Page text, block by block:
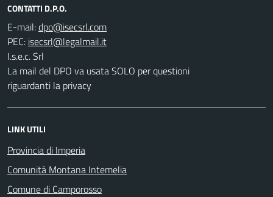
CONTATTI D.P.O.
E-mail:
PEC:
I.s.e.c. Srl
La mail del DPO va usata SOLO per questioni
riguardanti la privacy
LINK UTILI
Provincia di Imperia
Comunità Montana Intemelia
Comune di Camporosso